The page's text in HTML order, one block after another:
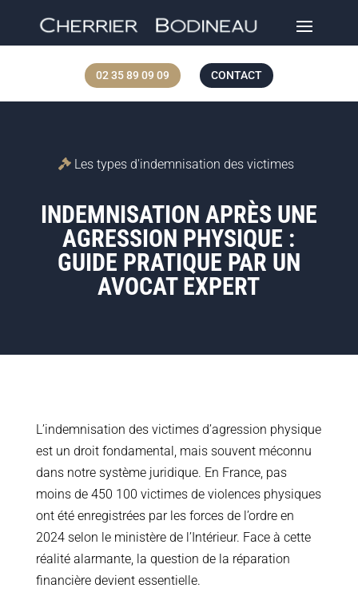
02 35 89 09 09 CONTACT
Les types d'indemnisation des victimes
INDEMNISATION APRÈS UNE
AGRESSION PHYSIQUE :
GUIDE PRATIQUE PAR UN
AVOCAT EXPERT
L’indemnisation des victimes d’agression physique
est un droit fondamental, mais souvent méconnu
dans notre système juridique. En France, pas
moins de 450 100 victimes de violences physiques
ont été enregistrées par les forces de l’ordre en
2024 selon le ministère de l’Intérieur. Face à cette
réalité alarmante, la question de la réparation
financière devient essentielle.